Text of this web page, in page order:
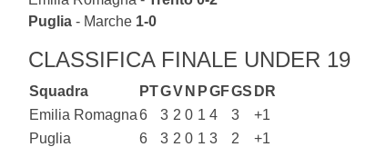
Puglia - Marche 1-0
CLASSIFICA FINALE UNDER 19
Squadra PTGV N PGFGS DR
Emilia Romagna6 3 2 0 1 4 3
+1
Puglia
6 3 2 0 1 3 2
+1